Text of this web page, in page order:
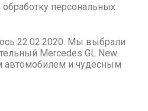
персональных
22.02.2020. Мы выбрали
Mercedes GL New.
и чудесным